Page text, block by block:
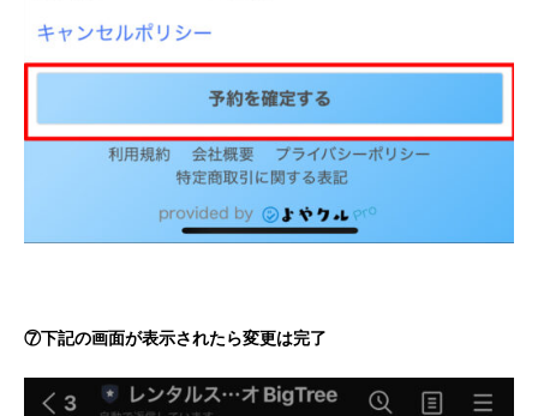
⑦下記の画面が表示されたら変更は完了